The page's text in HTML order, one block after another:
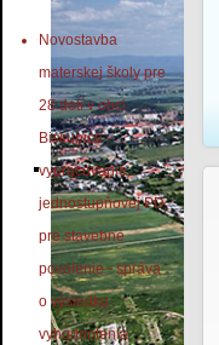
Novostavba
materskej školy pre
28 detí v obci
Biskupice -
vypracovanie
jednostupňovej PD
pre stavebné
povolenie - správa
o výsledku
vyhodnotenia